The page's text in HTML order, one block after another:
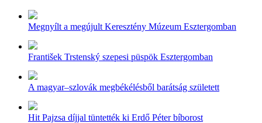
Megnyílt a megújult Keresztény Múzeum Esztergomban
František Trstenský szepesi püspök Esztergomban
A magyar–szlovák megbékélésből barátság született
Hit Pajzsa díjjal tüntették ki Erdő Péter bíborost